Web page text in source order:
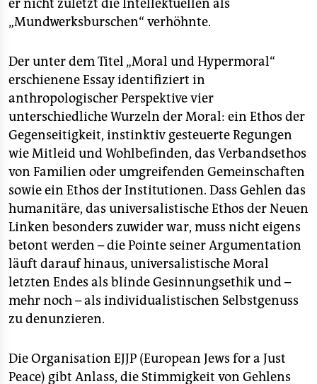
fragen & hilfe
abo
genossenschaft
epaper login
er nicht zuletzt die Intellektuellen als
„Mundwerksburschen“ verhöhnte.
Der unter dem Titel „Moral und Hypermoral“
erschienene Essay identifiziert in
anthropologischer Perspektive vier
unterschiedliche Wurzeln der Moral: ein Ethos der
Gegenseitigkeit, instinktiv gesteuerte Regungen
wie Mitleid und Wohlbefinden, das Verbandsethos
von Familien oder umgreifenden Gemeinschaften
sowie ein Ethos der Institutionen. Dass Gehlen das
humanitäre, das universalistische Ethos der Neuen
Linken besonders zuwider war, muss nicht eigens
betont werden – die Pointe seiner Argumentation
läuft darauf hinaus, universalistische Moral
letzten Endes als blinde Gesinnungsethik und –
mehr noch – als individualistischen Selbstgenuss
zu denunzieren.
Die Organisation EJJP (European Jews for a Just
Peace) gibt Anlass, die Stimmigkeit von Gehlens